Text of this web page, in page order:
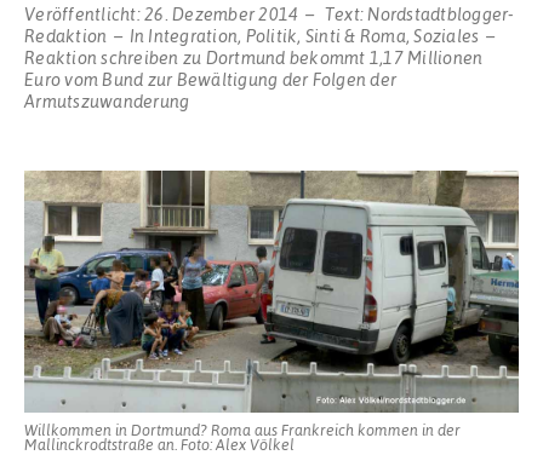
Veröffentlicht:26. Dezember 2014 Text: Nordstadtblogger-
Redaktion
In Integration, Politik, Sinti & Roma,Soziales
Reaktion schreiben zu Dortmund bekommt 1,17 Millionen
Euro vom Bund zur Bewältigung der Folgen der
Armutszuwanderung
Willkommen in Dortmund? Roma aus Frankreich kommen in der
Mallinckrodtstraße an. Foto: Alex Völkel